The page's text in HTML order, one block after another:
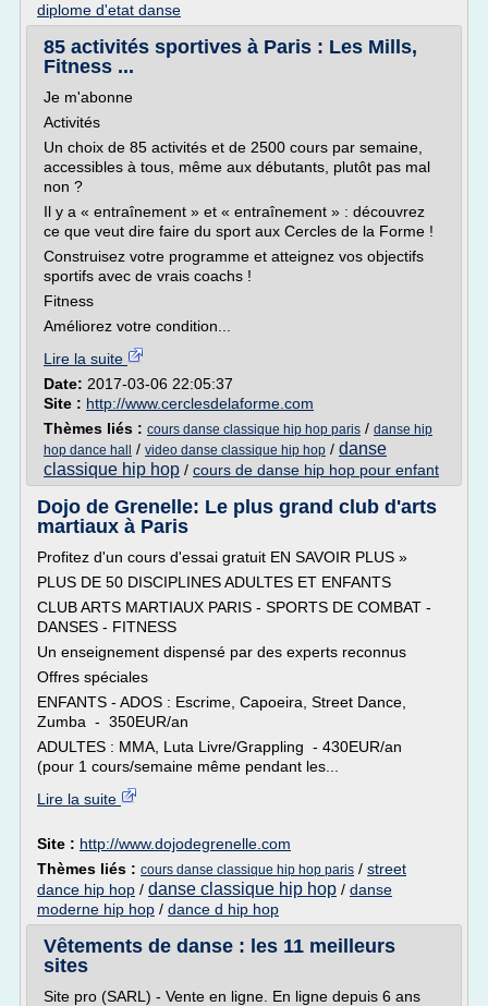
diplome d'etat danse
85 activités sportives à Paris : Les Mills,
Fitness ...
Je m'abonne
Activités
Un choix de 85 activités et de 2500 cours par semaine,
accessibles à tous, même aux débutants, plutôt pas mal
non ?
Il y a « entraînement » et « entraînement » : découvrez
ce que veut dire faire du sport aux Cercles de la Forme !
Construisez votre programme et atteignez vos objectifs
sportifs avec de vrais coachs !
Fitness
Améliorez votre condition...
Lire la suite
Date: 2017-03-06 22:05:37
Site : http://www.cerclesdelaforme.com
Thèmes liés : cours danse classique hip hop paris / danse hip
hop dance hall
/ video danse classique hip hop / danse
classique hip hop / cours de danse hip hop pour enfant
Dojo de Grenelle: Le plus grand club d'arts
martiaux à Paris
Profitez d'un cours d'essai gratuit EN SAVOIR PLUS »
PLUS DE 50 DISCIPLINES ADULTES ET ENFANTS
CLUB ARTS MARTIAUX PARIS - SPORTS DE COMBAT -
DANSES - FITNESS
Un enseignement dispensé par des experts reconnus
Offres spéciales
ENFANTS - ADOS : Escrime, Capoeira, Street Dance,
Zumba - 350EUR/an
ADULTES : MMA, Luta Livre/Grappling - 430EUR/an
(pour 1 cours/semaine même pendant les...
Lire la suite
Site : http://www.dojodegrenelle.com
Thèmes liés : cours danse classique hip hop paris / street
dance hip hop / danse classique hip hop / danse
moderne hip hop / dance d hip hop
Vêtements de danse : les 11 meilleurs
sites
Site pro (SARL) - Vente en ligne. En ligne depuis 6 ans